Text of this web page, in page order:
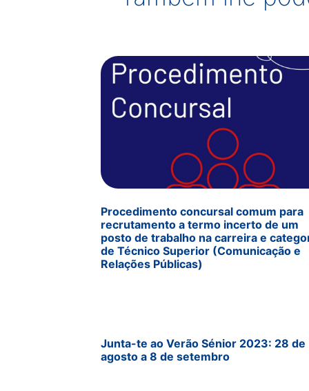
Procedimento concursal comum para
recrutamento a termo incerto de um
posto de trabalho na carreira e
de Técnico Superior (Comunicação e
Relações Públicas)
Junta-te ao Verão Sénior 2023: 28 de
agosto a 8 de setembro